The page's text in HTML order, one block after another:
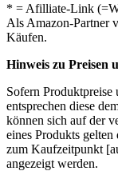
* = Afilliate-Link
Als Amazon-Partner
Käufen.
Hinweis zu Preisen
Sofern Produktpreise
entsprechen diese
können sich auf der
eines Produkts
zum Kaufzeitpunkt
angezeigt werden.